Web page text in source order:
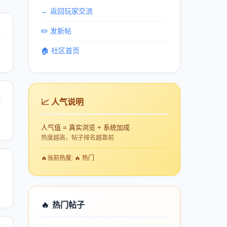
← 返回玩家交流
✏️ 发新帖
🏠 社区首页
📈 人气说明
人气值 = 真实浏览 + 系统加成
热度越高，帖子排名越靠前
🔥 当前热度: 🔥 热门
🔥 热门帖子